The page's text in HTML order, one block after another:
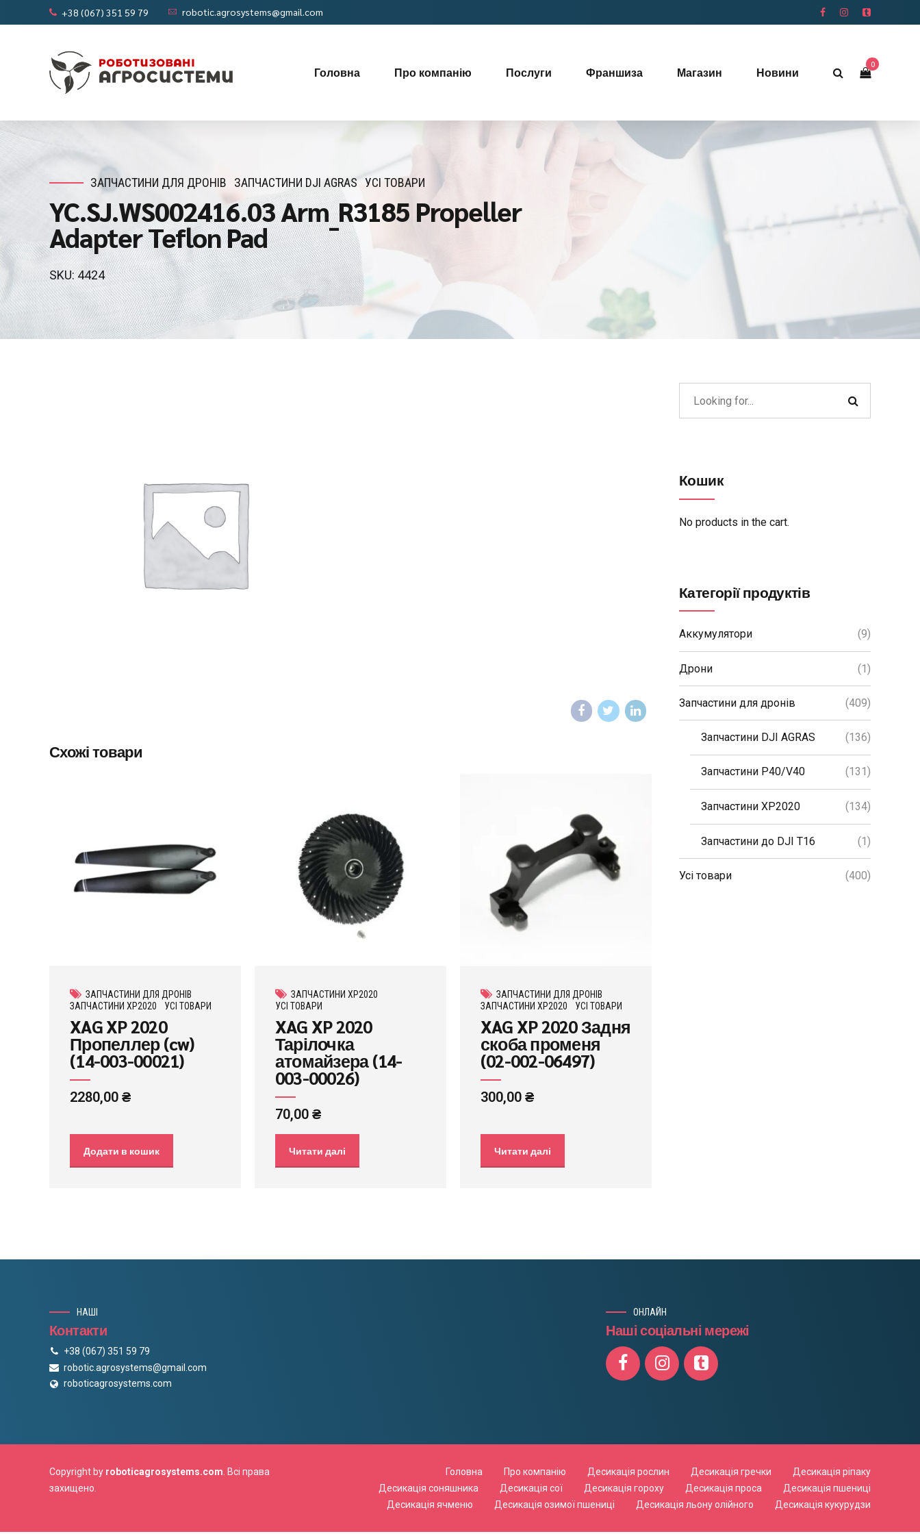
+38 (067) 351 59 79 robotic.agrosystems@gmail.com
0
Головна Про компанію Послуги Франшиза Магазин Новини
ЗАПЧАСТИНИ ДЛЯ ДРОНІВ ЗАПЧАСТИНИ DJI AGRAS УСІ ТОВАРИ
YC.SJ.WS002416.03 Arm_R3185 Propeller
Adapter Teflon Pad
SKU: 4424
Схожі товари
ЗАПЧАСТИНИ ДЛЯ ДРОНІВ
ЗАПЧАСТИНИ XP2020
УСІ ТОВАРИ
XAG XP 2020
Пропеллер (cw)
(14-003-00021)
2280,00 ₴
Додати в кошик
ЗАПЧАСТИНИ XP2020
УСІ ТОВАРИ
XAG XP 2020
Тарілочка
атомайзера (14-
003-00026)
70,00 ₴
Читати далі
ЗАПЧАСТИНИ ДЛЯ ДРОНІВ
ЗАПЧАСТИНИ XP2020
УСІ ТОВАРИ
XAG XP 2020 Задня
скоба променя
(02-002-06497)
300,00 ₴
Читати далі
Кошик
No products in the cart.
Категорії продуктів
Аккумулятори (9)
Дрони (1)
Запчастини для дронів (409)
Запчастини DJI AGRAS (136)
Запчастини P40/V40 (131)
Запчастини XP2020 (134)
Запчастини до DJI T16 (1)
Усі товари (400)
НАШІ
Контакти
+38 (067) 351 59 79
robotic.agrosystems@gmail.com
roboticagrosystems.com
ОНЛАЙН
Наші соціальні мережі
Copyright by roboticagrosystems.com . Всі права
захищено.
Головна Про компанію Десикація рослин Десикація гречки
Десикація ріпаку
Десикація соняшника
Десикація сої Десикація гороху Десикація проса
Десикація пшениці
Десикація ячменю
Десикація озимої пшениці Десикація льону олійного Десикація кукурудзи